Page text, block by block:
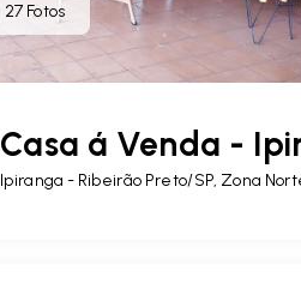
27 Fotos
Casa á Venda -
Ipiranga - Ribeirão Preto/SP, Zona